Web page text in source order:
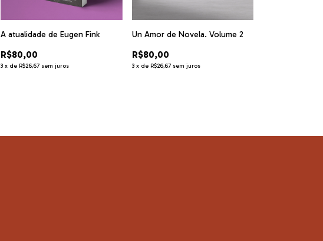
A atualidade de Eugen Fink
R$80,00
3 x deR$26,67 sem juros
Un Amor de Novela. Volume 2
R$80,00
3 x de R$26,67 sem juros